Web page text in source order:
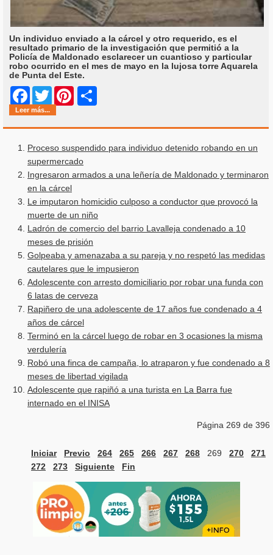
Un individuo enviado a la cárcel y otro requerido, es el
resultado primario de la investigación que permitió a la
Policía de Maldonado esclarecer un cuantioso y particular
robo ocurrido en el mes de mayo en la lujosa torre Aquarela
de Punta del Este.
Facebook
Twitter Pinterest
Leer más...
Proceso suspendido para individuo detenido robando en un
supermercado
Ingresaron armados a una leñería de Maldonado y terminaron
en la cárcel
Le imputaron homicidio culposo a conductor que provocó la
muerte de un niño
Ladrón de comercio del barrio Lavalleja condenado a 10
meses de prisión
Golpeaba y amenazaba a su pareja y no respetó las medidas
cautelares que le impusieron
Adolescente con arresto domiciliario por robar una funda con
6 latas de cerveza
Rapiñero de una adolescente de 17 años fue condenado a 4
años de cárcel
Terminó en la cárcel luego de robar en 3 ocasiones la misma
verdulería
Robó una finca de campaña, lo atraparon y fue condenado a 8
meses de libertad vigilada
Adolescente que rapiñó a una turista en La Barra fue
internado en el INISA
Página 269 de 396
Iniciar Previo 264 265 266 267 268 269 270
271
272
273 Siguiente Fin